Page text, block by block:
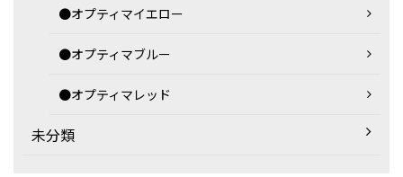
●オプティマイエロー
●オプティマブルー
●オプティマレッド
未分類